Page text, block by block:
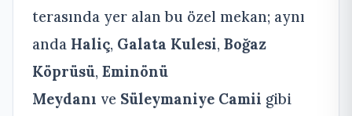
terasında yer alan bu özel mekan; aynı
anda Haliç, Galata Kulesi, Boğaz
Köprüsü, Eminönü
Meydanı ve Süleymaniye Camii gibi